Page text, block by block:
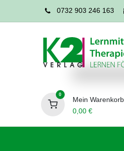
0732 903 246 163
0
Mein Warenkorb
0,00€